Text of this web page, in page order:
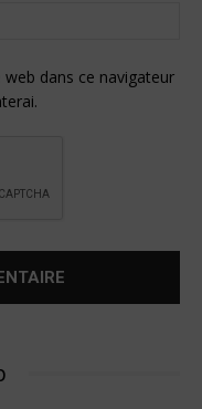
dans ce navigateur